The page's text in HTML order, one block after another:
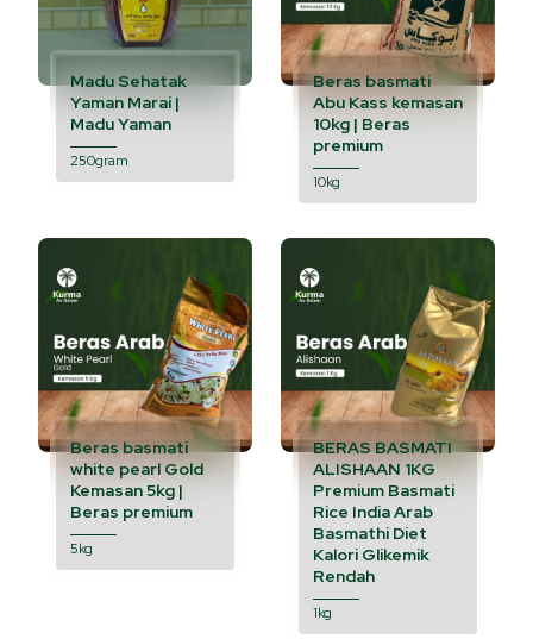
Madu Sehatak
Yaman Marai |
Madu Yaman
250gram
Beras basmati
Abu Kass kemasan
10kg | Beras
premium
10kg
Beras basmati
white pearl Gold
Kemasan 5kg |
Beras premium
5kg
BERAS BASMATI
ALISHAAN 1KG
Premium Basmati
Rice India Arab
Basmathi Diet
Kalori Glikemik
Rendah
1kg